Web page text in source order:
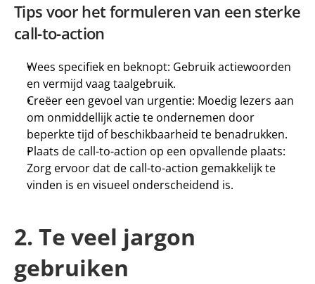
Tips voor het formuleren van een sterke
call-to-action
Wees specifiek en beknopt: Gebruik actiewoorden
en vermijd vaag taalgebruik.
Creëer een gevoel van urgentie: Moedig lezers aan
om onmiddellijk actie te ondernemen door
beperkte tijd of beschikbaarheid te benadrukken.
Plaats de call-to-action op een opvallende plaats:
Zorg ervoor dat de call-to-action gemakkelijk te
vinden is en visueel onderscheidend is.
2. Te veel jargon
gebruiken